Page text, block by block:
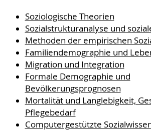
Soziologische Theorien
Sozialstrukturanalyse und
Methoden der empirischen
Familiendemographie und
Migration und Integration
Formale Demographie und
Bevölkerungsprognosen
Mortalität und Langlebigkeit,
Pflegebedarf
Computergestützte